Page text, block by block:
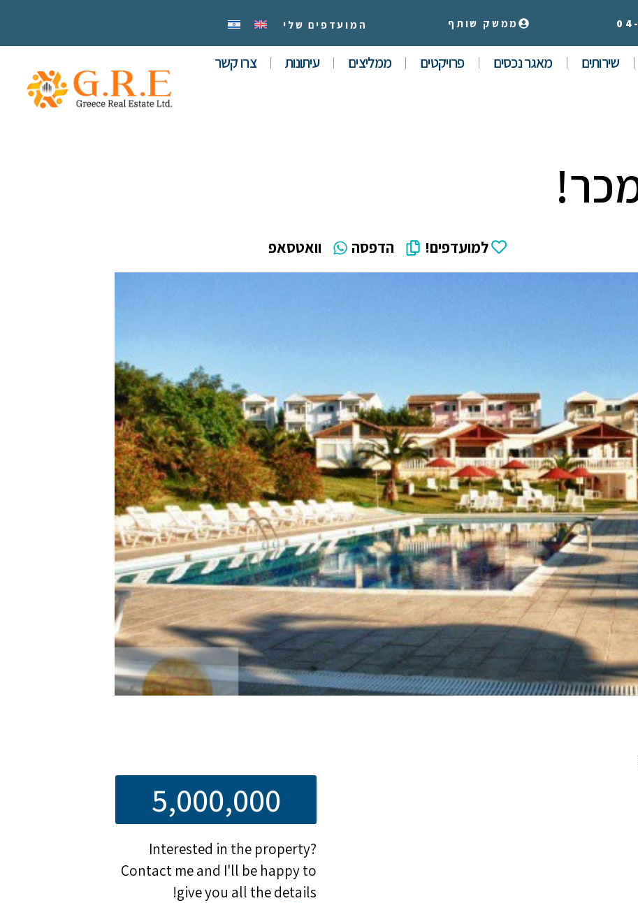
04- ממשק שותף המועדפים שלי
שירותים מאגר נכסים פרויקטים ממליצים עיתונות צרו קשר
למועדפים! הדפסה וואטסאפ
5,000,000
Interested in the property?
Contact me and I'll be happy to
give you all the details!